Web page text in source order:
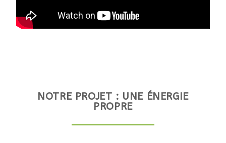
NOTRE PROJET : UNE ÉNERGIE
PROPRE